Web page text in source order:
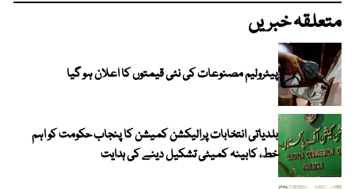
متعلقہ خبریں
پیٹرولیم مصنوعات کی نئی قیمتوں کا اعلان ہو گیا
بلدیاتی انتخابات پرالیکشن کمیشن کا پنجاب حکومت کو اہم
خط، کابینہ کمیٹی تشکیل دینے کی ہدایت